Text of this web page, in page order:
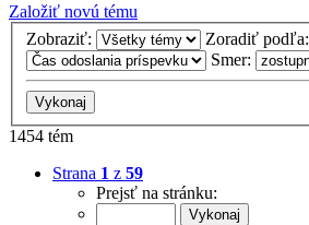
Založiť novú tému
Zobraziť:
Zoradiť podľa:
Smer:
1454 tém
Strana 1 z 59
Prejsť na stránku: